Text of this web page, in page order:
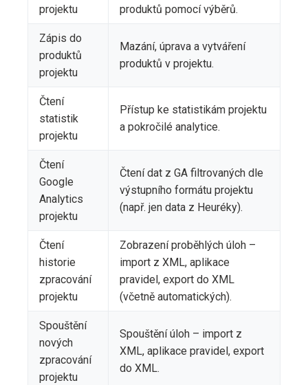
projektu
produktů pomocí výběrů.
Zápis do
produktů
projektu
Mazání, úprava a vytváření
produktů v projektu.
Čtení
statistik
projektu
Přístup ke statistikám projektu
a pokročilé analytice.
Čtení
Google
Analytics
projektu
Čtení dat z GA filtrovaných dle
výstupního formátu projektu
(např. jen data z Heuréky).
Čtení
historie
zpracování
projektu
Zobrazení proběhlých úloh –
import z XML, aplikace
pravidel, export do XML
(včetně automatických).
Spouštění
nových
zpracování
projektu
Spouštění úloh – import z
XML, aplikace pravidel, export
do XML.